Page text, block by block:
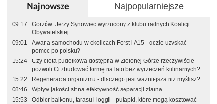
Najnowsze Najpopularniejsze
09:17
Gorzów: Jerzy Synowiec wyrzucony z klubu radnych Koalicji
Obywatelskiej
09:01
Awaria samochodu w okolicach Forst i A15 - gdzie uzyskać
pomoc po polsku?
15:24
Czy dieta pudełkowa dostępna w Zielonej Górze rzeczywiście
pozwoli Ci zbudować formę na lato bez wyrzeczeń kulinarnych?
15:22
Regeneracja organizmu - dlaczego jest ważniejsza niż myślisz?
08:46
Wpływ jakości sit na efektywność separacji ziarna
15:53
Odbiór balkonu, tarasu i loggii - pułapki, które mogą kosztować